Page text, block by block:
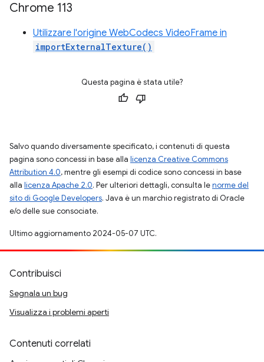
Chrome 113
Utilizzare l'origine WebCodecs VideoFrame in
importExternalTexture()
Questa pagina è stata utile?
Salvo quando diversamente specificato, i contenuti di questa
pagina sono concessi in base alla licenza Creative Commons
Attribution 4.0, mentre gli esempi di codice sono concessi in base
alla licenza Apache 2.0. Per ulteriori dettagli, consulta lenorme del
sito di Google Developers. Java è un marchio registrato di Oracle
e/o delle sue consociate.
Ultimo aggiornamento 2024-05-07 UTC.
Contribuisci
Segnala un bug
Visualizza i problemi aperti
Contenuti correlati